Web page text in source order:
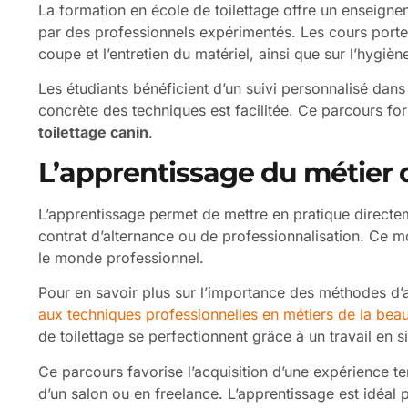
La formation en école de toilettage offre un
par des professionnels expérimentés. Les cours
coupe et l’entretien du matériel, ainsi que sur
Les étudiants bénéficient d’un suivi personnalisé
concrète des techniques est facilitée. Ce parcours
toilettage canin.
L’apprentissage du
L’apprentissage permet de mettre en pratique
contrat d’alternance ou de professionnalisation. Ce
le monde professionnel.
Pour en savoir plus sur l’importance des méthodes
aux techniques professionnelles en métiers de la
de toilettage se perfectionnent grâce à un travail en
Ce parcours favorise l’acquisition d’une expérience
d’un salon ou en freelance. L’apprentissage est